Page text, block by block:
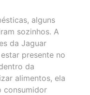
alguns
sozinhos. A
da Jaguar
presente no
da
alimentos, ela
consumidor